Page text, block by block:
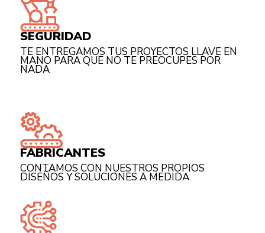
SEGURIDAD
TE ENTREGAMOS TUS PROYECTOS LLAVE EN
MANO PARA QUE NO TE PREOCUPES POR
NADA
FABRICANTES
CONTAMOS CON NUESTROS PROPIOS
DISEÑOS Y SOLUCIONES A MEDIDA